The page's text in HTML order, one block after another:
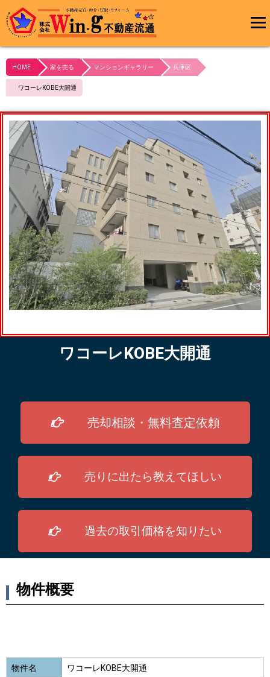
メインメ
最終更新日:2024/03/05
HOME 家を売る マンションギャラリー 兵庫区
ワコーレKOBE大開通
ワコーレKOBE大開通
売却相談・無料査定依頼
売りに出たら教えてほしい
過去の取引価格を知りたい
物件概要
物件名 ワコーレKOBE大開通